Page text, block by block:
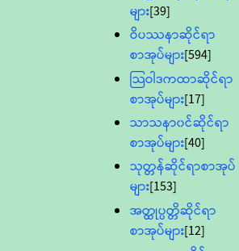
များ[39]
ဝိပဿနာဆိုင်ရာ
စာအုပ်များ[594]
သြဝါဒကထာဆိုင်ရာ
စာအုပ်များ[17]
သာသနာ၀င်ဆိုင်ရာ
စာအုပ်များ[40]
သုတ္တန်ဆိုင်ရာစာအုပ်
များ[153]
အတ္ထုပ္ပတ္တိဆိုင်ရာ
စာအုပ်များ[12]